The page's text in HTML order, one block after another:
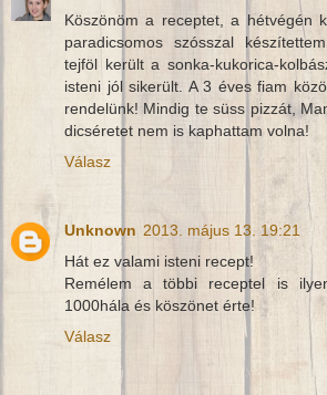
Köszönöm a receptet, a hétvégén
paradicsomos szósszal
tejföl került a sonka-kukorica-
isteni jól sikerült. A 3 éves fiam
rendelünk! Mindig te süss pizzát,
dicséretet nem is kaphattam volna!
Válasz
Unknown 2013. május 13. 19:21
Hát ez valami isteni recept!
Remélem a többi receptel is
1000hála és köszönet érte!
Válasz